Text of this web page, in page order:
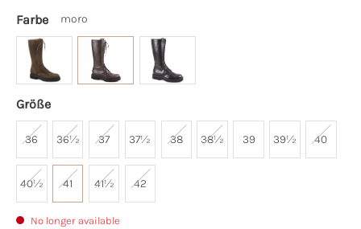
Farbe moro
Größe
36 36½ 37 37½ 38 38½ 39 39½ 40
40½ 41 41½ 42
No longer available